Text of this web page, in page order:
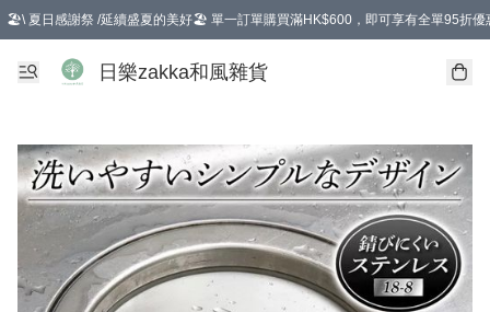
🏖️\ 夏日感謝祭 /延續盛夏的美好🏖️ 單一訂單購買滿HK$600，即可享有全單95折優
選擇GoGoX住宅/工商地址配送，單一訂單消費購物滿HK$680(折扣後），可享有
日樂zakka和風雜貨